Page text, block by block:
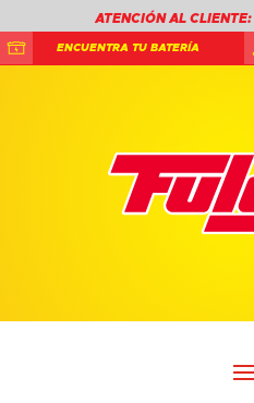
ATENCIÓN AL
ENCUENTRA TU BATERÍA